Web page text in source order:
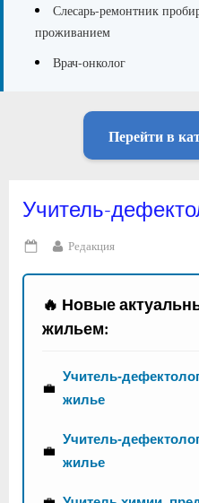
Слесарь-ремонтник
проживанием
Врач-онколог
Перейти в
Учитель-
Posted
on
By
Редакция
🔥 Новые
жильем:
💼
Учитель-
жилье
💼
Учитель-
жилье